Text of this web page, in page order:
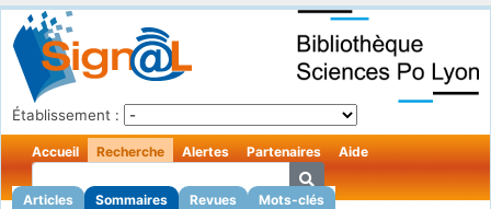
Établissement :
Accueil Recherche
Articles Sommaires Revues Mots-clés
Alertes Partenaires Aide